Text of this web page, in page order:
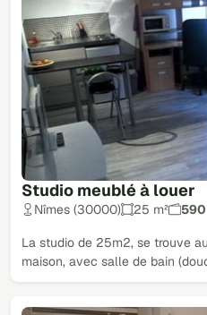
Studio meublé à louer
Nîmes (30000) 25 m²
La studio de 25m2, se trouve
maison, avec salle de bain